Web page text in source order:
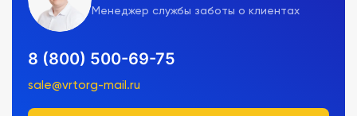
Менеджер службы заботы о клиентах
8 (800) 500-69-75
sale@vrtorg-mail.ru